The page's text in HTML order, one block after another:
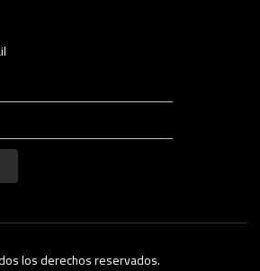
los derechos reservados.